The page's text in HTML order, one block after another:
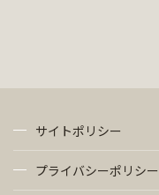
サイトポリシー
プライバシーポリシー